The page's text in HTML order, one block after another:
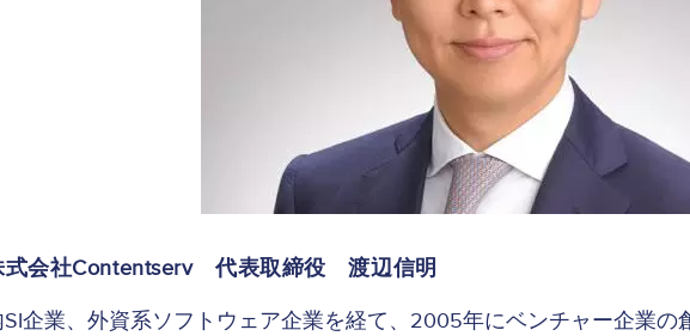
式会社Contentserv 代表取締役 渡辺信明
企業、外資系ソフトウェア企業を経て、2005年にベンチャー企業の